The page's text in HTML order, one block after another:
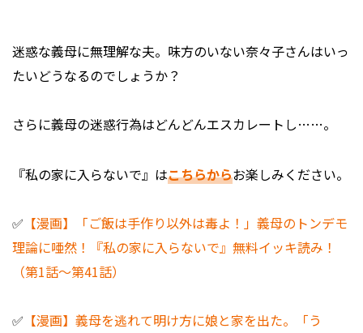
迷惑な義母に無理解な夫。味方のいない奈々子さんはいっ
たいどうなるのでしょうか？
さらに義母の迷惑行為はどんどんエスカレートし……。
『私の家に入らないで』はこちらからお楽しみください。
✅ 【漫画】「ご飯は手作り以外は毒よ！」義母のトンデモ
理論に唖然！『私の家に入らないで』無料イッキ読み！
（第1話～第41話）
✅ 【漫画】義母を逃れて明け方に娘と家を出た。「う